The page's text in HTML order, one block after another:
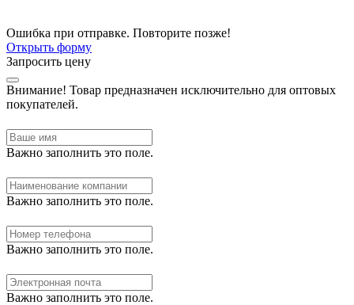
Ошибка при отправке. Повторите позже!
Открыть форму
Запросить цену
Внимание! Товар предназначен исключительно для оптовых
покупателей.
Важно заполнить это поле.
Важно заполнить это поле.
Важно заполнить это поле.
Важно заполнить это поле.